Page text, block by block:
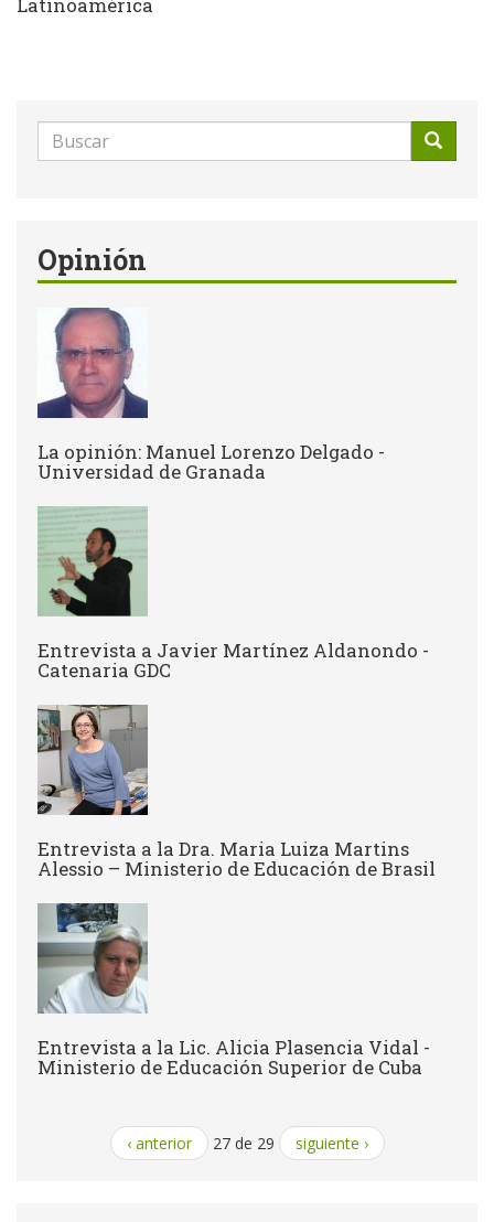
Formulario
de
Opinión
La opinión: Manuel Lorenzo Delgado -
Universidad de Granada
Entrevista a Javier Martínez Aldanondo -
Catenaria GDC
Entrevista a la Dra. Maria Luiza Martins
Alessio – Ministerio de Educación de Brasil
Entrevista a la Lic. Alicia Plasencia Vidal -
Ministerio de Educación Superior de Cuba
‹ anterior 27 de 29 siguiente ›